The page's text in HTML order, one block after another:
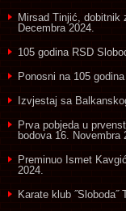
Mirsad Tinjić, dobitnik
Decembra 2024.
105 godina RSD
Ponosni na 105
Izvjestaj sa
Prva pobjeda u
bodova 16. Novembra
Preminuo Ismet
2024.
Karate klub